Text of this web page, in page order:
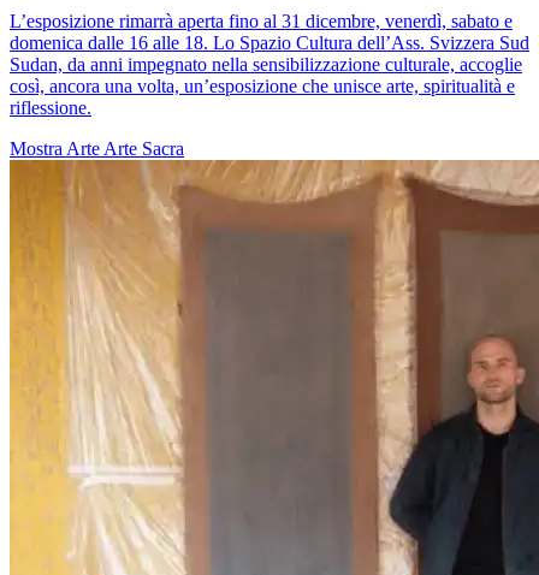
L’esposizione rimarrà aperta fino al 31 dicembre, venerdì, sabato e
domenica dalle 16 alle 18. Lo Spazio Cultura dell’Ass. Svizzera Sud
Sudan, da anni impegnato nella sensibilizzazione culturale, accoglie
così, ancora una volta, un’esposizione che unisce arte, spiritualità e
riflessione.
Mostra Arte Arte Sacra